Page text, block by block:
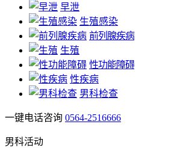
早泄
生殖感染
前列腺疾病
生殖
性功能障碍
性疾病
男科检查
一键电话咨询 0564-2516666
男科活动